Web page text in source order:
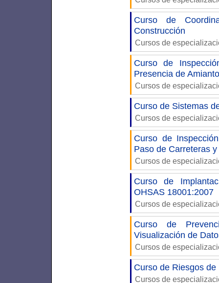
Curso de
Construcción
Cursos de
Curso de
Presencia de Amianto
Cursos de
Curso de Sistemas
Cursos de
Curso de
Paso de Carreteras
Cursos de
Curso de
OHSAS 18001:2007
Cursos de
Curso de
Visualización de
Cursos de
Curso de Riesgos
Cursos de